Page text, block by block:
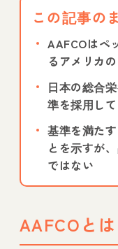
この記事の
AAFCOはペ
るアメリカ
日本の総合
準を採用し
基準を満た
とを示すが
ではない
AAFCOとは